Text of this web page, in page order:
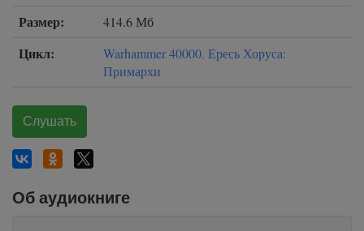
Размер: 414.6 Мб
Цикл:
Warhammer 40000. Ересь Хоруса:
Примархи
Слушать
Об аудиокниге